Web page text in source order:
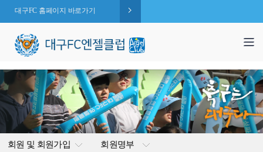
대구FC 홈페이지 바로가기
회원 및 회원가입 회원명부